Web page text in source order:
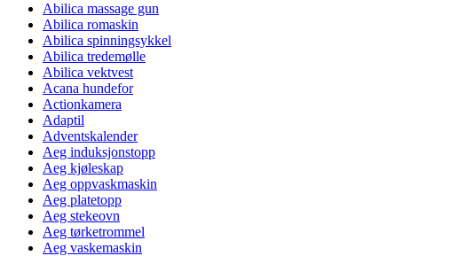
Abilica massage gun
Abilica romaskin
Abilica spinningsykkel
Abilica tredemølle
Abilica vektvest
Acana hundefor
Actionkamera
Adaptil
Adventskalender
Aeg induksjonstopp
Aeg kjøleskap
Aeg oppvaskmaskin
Aeg platetopp
Aeg stekeovn
Aeg tørketrommel
Aeg vaskemaskin